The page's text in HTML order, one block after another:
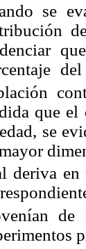
se
que el
se
deriva en
de